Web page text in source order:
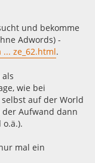
und bekomme
Adwords) -
ze_62.html.
wie bei
auf der World
der Aufwand dann
mal ein